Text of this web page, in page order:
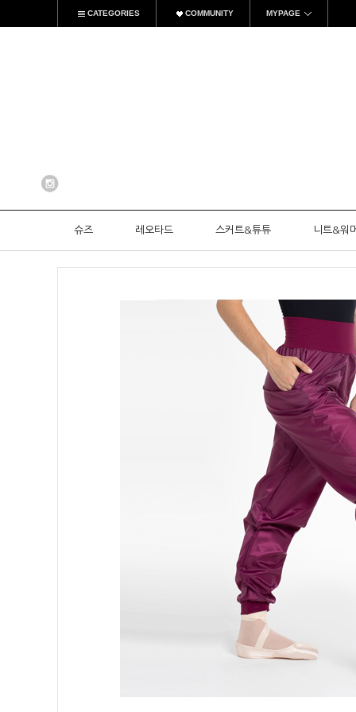
CATEGORIES COMMUNITY MYPAGE
슈즈 레오타드 스커트&튜튜 니트&워